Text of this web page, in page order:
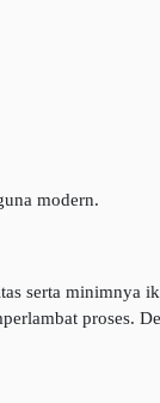
modern.
serta minimnya
proses.